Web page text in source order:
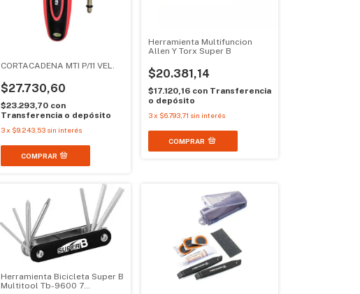
CORTACADENA MTI P/11 VEL.
$27.730,60
$23.293,70 con
Transferencia o depósito
3 x $9.243,53 sin interés
Herramienta Multifuncion
Allen Y Torx Super B
$20.381,14
$17.120,16 con Transferencia
o depósito
3x $6.793,71 sin interés
Herramienta Bicicleta Super B
Multitool Tb-9600 7